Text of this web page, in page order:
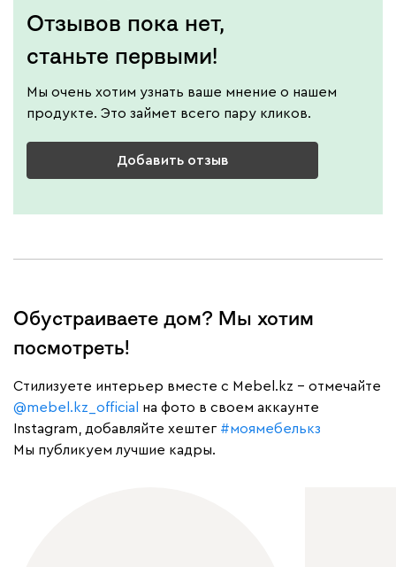
Отзывов пока нет,
станьте первыми!
Мы очень хотим узнать ваше мнение о нашем
продукте. Это займет всего пару кликов.
Добавить отзыв
Обустраиваете дом? Мы хотим
посмотреть!
Cтилизуете интерьер вместе с Mebel.kz – отмечайте
@mebel.kz_official
на фото в своем аккаунте
Instagram, добавляйте хештег #моямебелькз
Мы публикуем лучшие кадры.